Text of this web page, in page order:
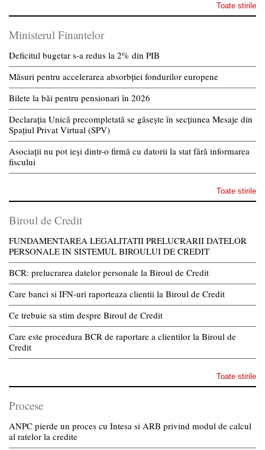
Toate stirile
Ministerul Finantelor
Deficitul bugetar s-a redus la 2% din PIB
Măsuri pentru accelerarea absorbției fondurilor europene
Bilete la băi pentru pensionari în 2026
Declarația Unică precompletată se găsește în secțiunea Mesaje din
Spațiul Privat Virtual (SPV)
Asociații nu pot ieși dintr-o firmă cu datorii la stat fără informarea
fiscului
Toate stirile
Biroul de Credit
FUNDAMENTAREA LEGALITATII PRELUCRARII DATELOR
PERSONALE IN SISTEMUL BIROULUI DE CREDIT
BCR: prelucrarea datelor personale la Biroul de Credit
Care banci si IFN-uri raporteaza clientii la Biroul de Credit
Ce trebuie sa stim despre Biroul de Credit
Care este procedura BCR de raportare a clientilor la Biroul de
Credit
Toate stirile
Procese
ANPC pierde un proces cu Intesa si ARB privind modul de calcul
al ratelor la credite